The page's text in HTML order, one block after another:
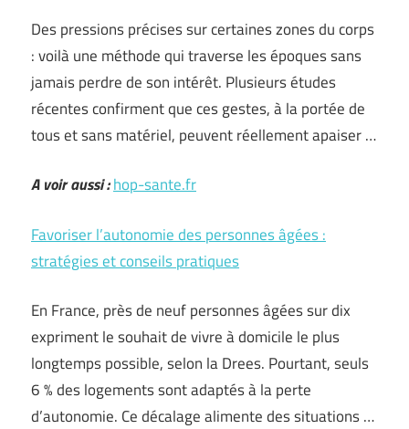
Des pressions précises sur certaines zones du corps
: voilà une méthode qui traverse les époques sans
jamais perdre de son intérêt. Plusieurs études
récentes confirment que ces gestes, à la portée de
tous et sans matériel, peuvent réellement apaiser …
A voir aussi :hop-sante.fr
Favoriser l’autonomie des personnes âgées :
stratégies et conseils pratiques
En France, près de neuf personnes âgées sur dix
expriment le souhait de vivre à domicile le plus
longtemps possible, selon la Drees. Pourtant, seuls
6 % des logements sont adaptés à la perte
d’autonomie. Ce décalage alimente des situations …